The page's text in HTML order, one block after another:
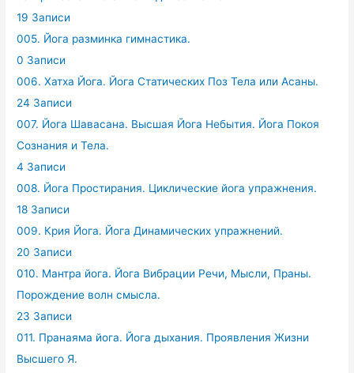
19 Записи
005. Йога разминка гимнастика.
0 Записи
006. Хатха Йога. Йога Статических Поз Тела или Асаны.
24 Записи
007. Йога Шавасана. Высшая Йога Небытия. Йога Покоя
Сознания и Тела.
4 Записи
008. Йога Простирания. Циклические йога упражнения.
18 Записи
009. Крия Йога. Йога Динамических упражнений.
20 Записи
010. Мантра йога. Йога Вибрации Речи, Мысли, Праны.
Порождение волн смысла.
23 Записи
011. Пранаяма йога. Йога дыхания. Проявления Жизни
Высшего Я.